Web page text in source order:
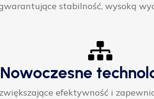
stabilność, wysoką
Nowoczesne
efektywność i